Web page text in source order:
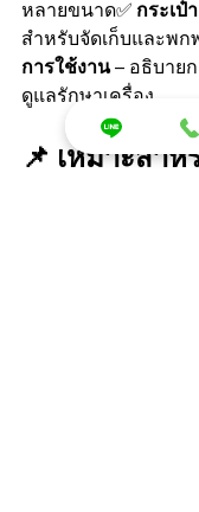
หลายขนาด✅ กระเป๋
สำหรับจัดเก็บและพก
การใช้งาน – อธิบาย
ดูแลรักษาเครื่อง
📌 เหมาะสำห